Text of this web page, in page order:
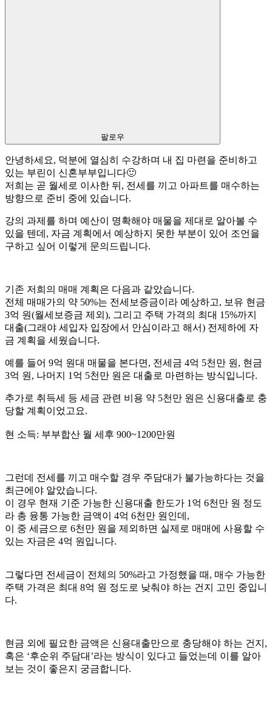
팔로우
안녕하세요, 덕분에 열심히 수강하며 내 집 마련을 준비하고
있는 부린이 신혼부부입니다🙂
저희는 곧 월세로 이사한 뒤, 전세를 끼고 아파트를 매수하는
방향으로 준비 중에 있습니다.
강의 과제를 하며 예산이 명확해야 매물을 제대로 알아볼 수
있을 텐데, 자금 계획에서 예상하지 못한 부분이 있어 조언을
구하고 싶어 이렇게 문의드립니다.
기존 저희의 매매 계획은 다음과 같았습니다.
전체 매매가의 약 50%는 전세보증금이라 예상하고, 보유 현금
3억 원(월세보증금 제외), 그리고 주택 가격의 최대 15%까지
대출(그래야 세입자 입장에서 안심이라고 해서) 전제하에 자
금 계획을 세웠습니다.
예를 들어 9억 원대 매물을 본다면, 전세금 4억 5천만 원, 현금
3억 원, 나머지 1억 5천만 원은 대출로 마련하는 방식입니다.
추가로 취득세 등 세금 관련 비용 약 5천만 원은 신용대출로 충
당할 계획이었고요.
현 소득: 부부합산 월 세후 900~1200만원
그런데 전세를 끼고 매수할 경우 주담대가 불가능하다는 것을
최근에야 알았습니다.
이 경우 현재 기준 가능한 신용대출 한도가 1억 6천만 원 정도
라 총 융통 가능한 금액이 4억 6천만 원인데,
이 중 세금으로 6천만 원을 제외하면 실제로 매매에 사용할 수
있는 자금은 4억 원입니다.
그렇다면 전세금이 전체의 50%라고 가정했을 때, 매수 가능한
주택 가격은 최대 8억 원 정도로 낮춰야 하는 건지 고민 중입니
다.
현금 외에 필요한 금액은 신용대출만으로 충당해야 하는 건지,
혹은 ‘후순위 주담대’라는 방식이 있다고 들었는데 이를 알아
보는 것이 좋은지 궁금합니다.